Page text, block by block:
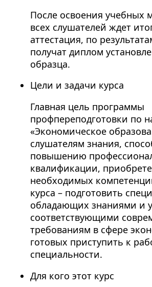
После освоения учебных
всех слушателей ждет
аттестация, по
получат диплом
образца.
Цели и задачи курса
Главная цель программы
профпереподготовки по
«Экономическое
слушателям знания,
повышению
квалификации,
необходимых
курса – подготовить
обладающих знаниями и
соответствующими
требованиям в сфере
готовых приступить к
специальности.
Для кого этот курс